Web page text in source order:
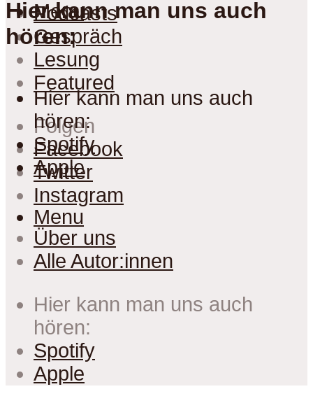
Menu
Hier kann man uns auch
hören:
Hier kann man uns auch
hören:
Spotify
Apple
Menu
Podcasts
Gespräch
Lesung
Featured
Folgen
Facebook
Twitter
Instagram
Über uns
Alle Autor:innen
Hier kann man uns auch
hören:
Spotify
Apple